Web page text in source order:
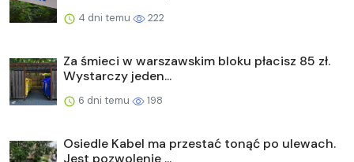
4 dni temu 222
Za śmieci w warszawskim bloku płacisz 85 zł.
Wystarczy jeden...
6 dni temu 198
Osiedle Kabel ma przestać tonąć po ulewach.
Jest pozwolenie ...